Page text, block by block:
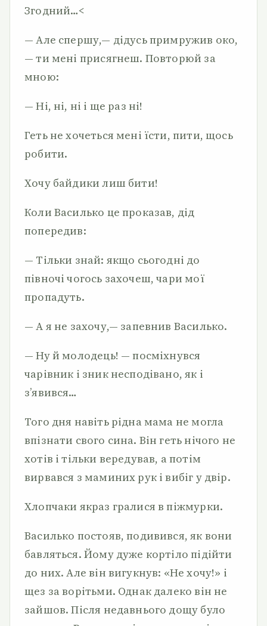
Згодний…<
— Але спершу,— дідусь примружив око,
— ти мені при­сягнеш. Повторюй за
мною:
— Ні, ні, ні і ще раз ні!
Геть не хочеться мені їсти, пити, щось
робити.
Хочу байдики лиш бити!
Коли Василько це прока­зав, дід
попередив:
— Тільки знай: якщо сьо­годні до
півночі чогось захо­чеш, чари мої
пропадуть.
— А я не захочу,— запев­нив Василько.
— Ну й молодець! — по­сміхнувся
чарівник і зник не­сподівано, як і
з’явився…
Того дня навіть рідна мама не могла
впізнати свого сина. Він геть нічого не
хотів і тільки вередував, а потім
вирвався з маминих рук і вибіг у двір.
Хлопчаки якраз гралися в піжмурки.
Василько постояв, подивився, як вони
бавляться. Йому дуже кортіло підійти
до них. Але він вигукнув: «Не хочу!» і
щез за ворітьми. Однак далеко він не
зайшов. Після недавнього дощу було